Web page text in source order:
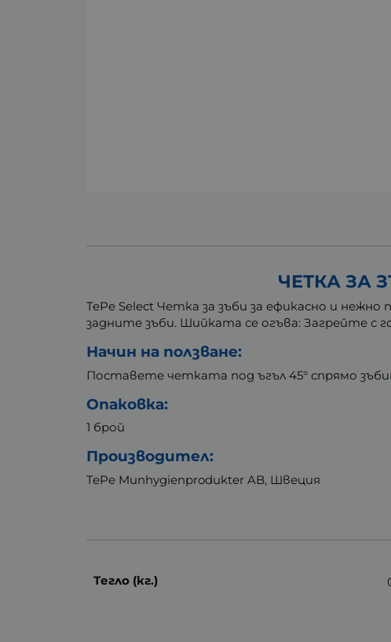
ЧЕТКА ЗА
TePe Select Четка за зъби за ефикасно и
задните зъби. Шийката се огъва: Загрейте с
Начин на ползване:
Поставете четката под ъгъл 45° спрямо
Опаковка:
1 брой
Производител:
TePe Munhygienprodukter AB, Швеция
Тегло (кг.)